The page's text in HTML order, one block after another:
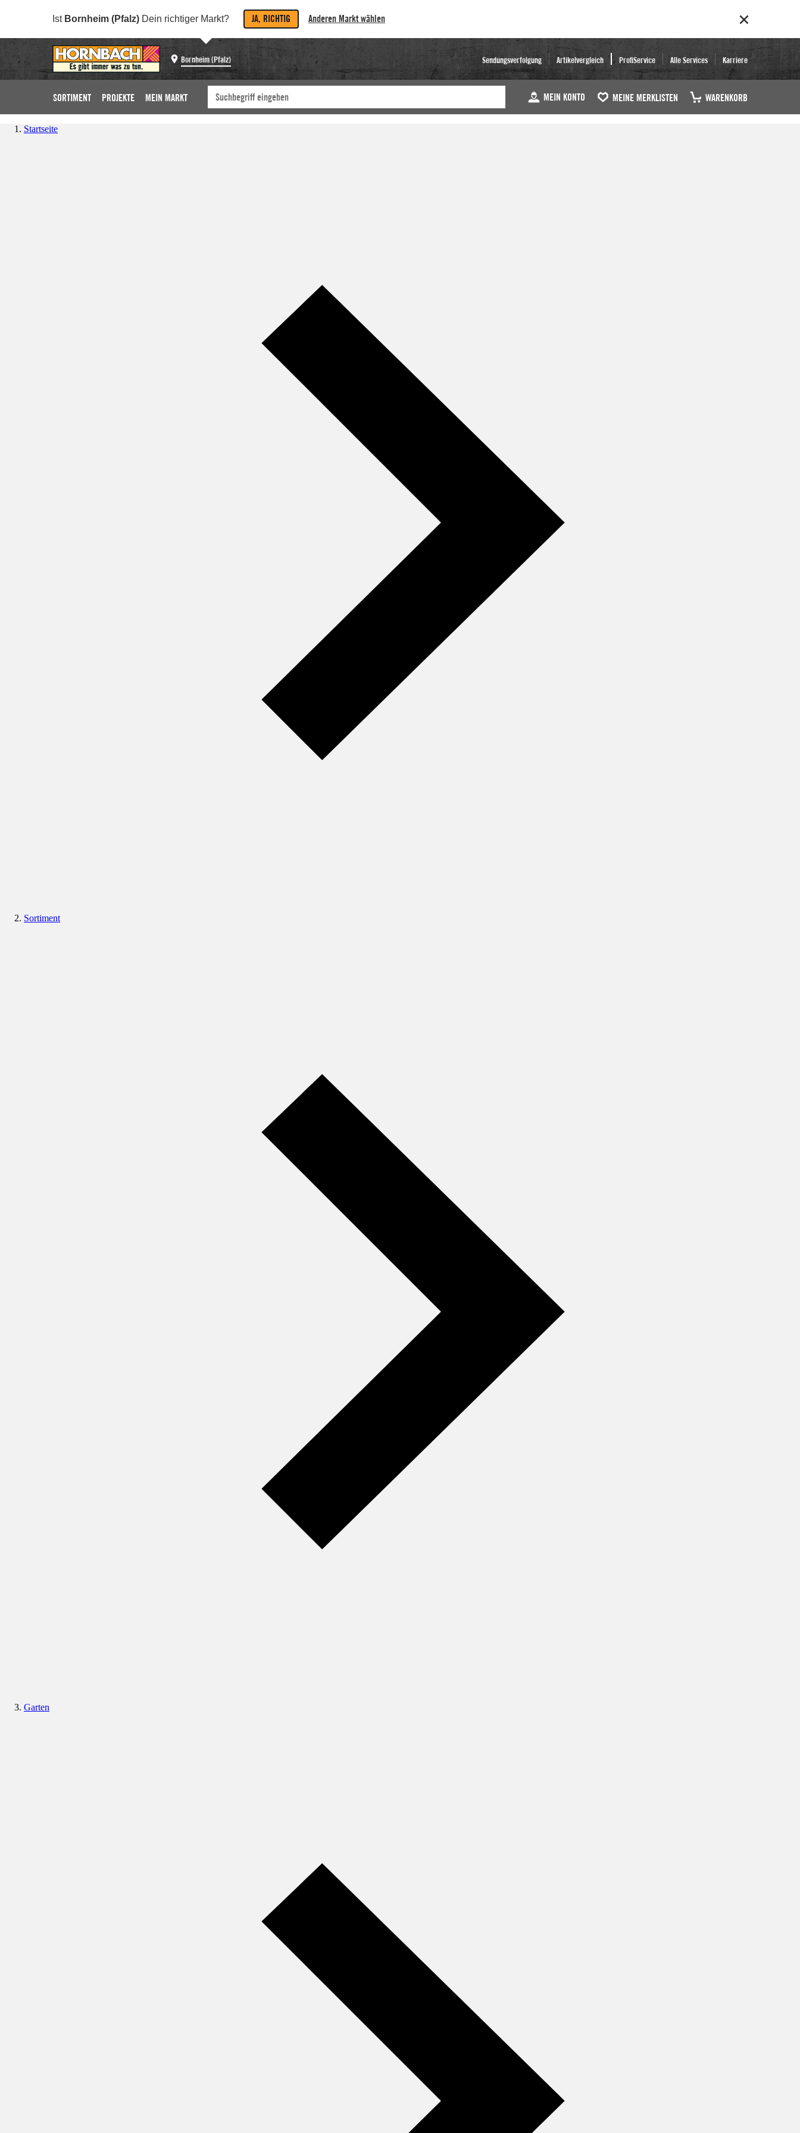
Ist Bornheim (Pfalz) Dein richtiger Markt? JA, RICHTIG Anderen Markt wählen
Bornheim (Pfalz) Sendungsverfolgung Artikelvergleich ProfiService Alle Services Karriere
SORTIMENT PROJEKTE MEIN MARKT MEIN KONTO MEINE MERKLISTEN WARENKORB
Startseite
Sortiment
Garten